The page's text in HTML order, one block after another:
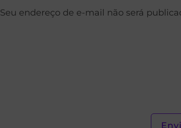
Seu endereço de e-mail não será